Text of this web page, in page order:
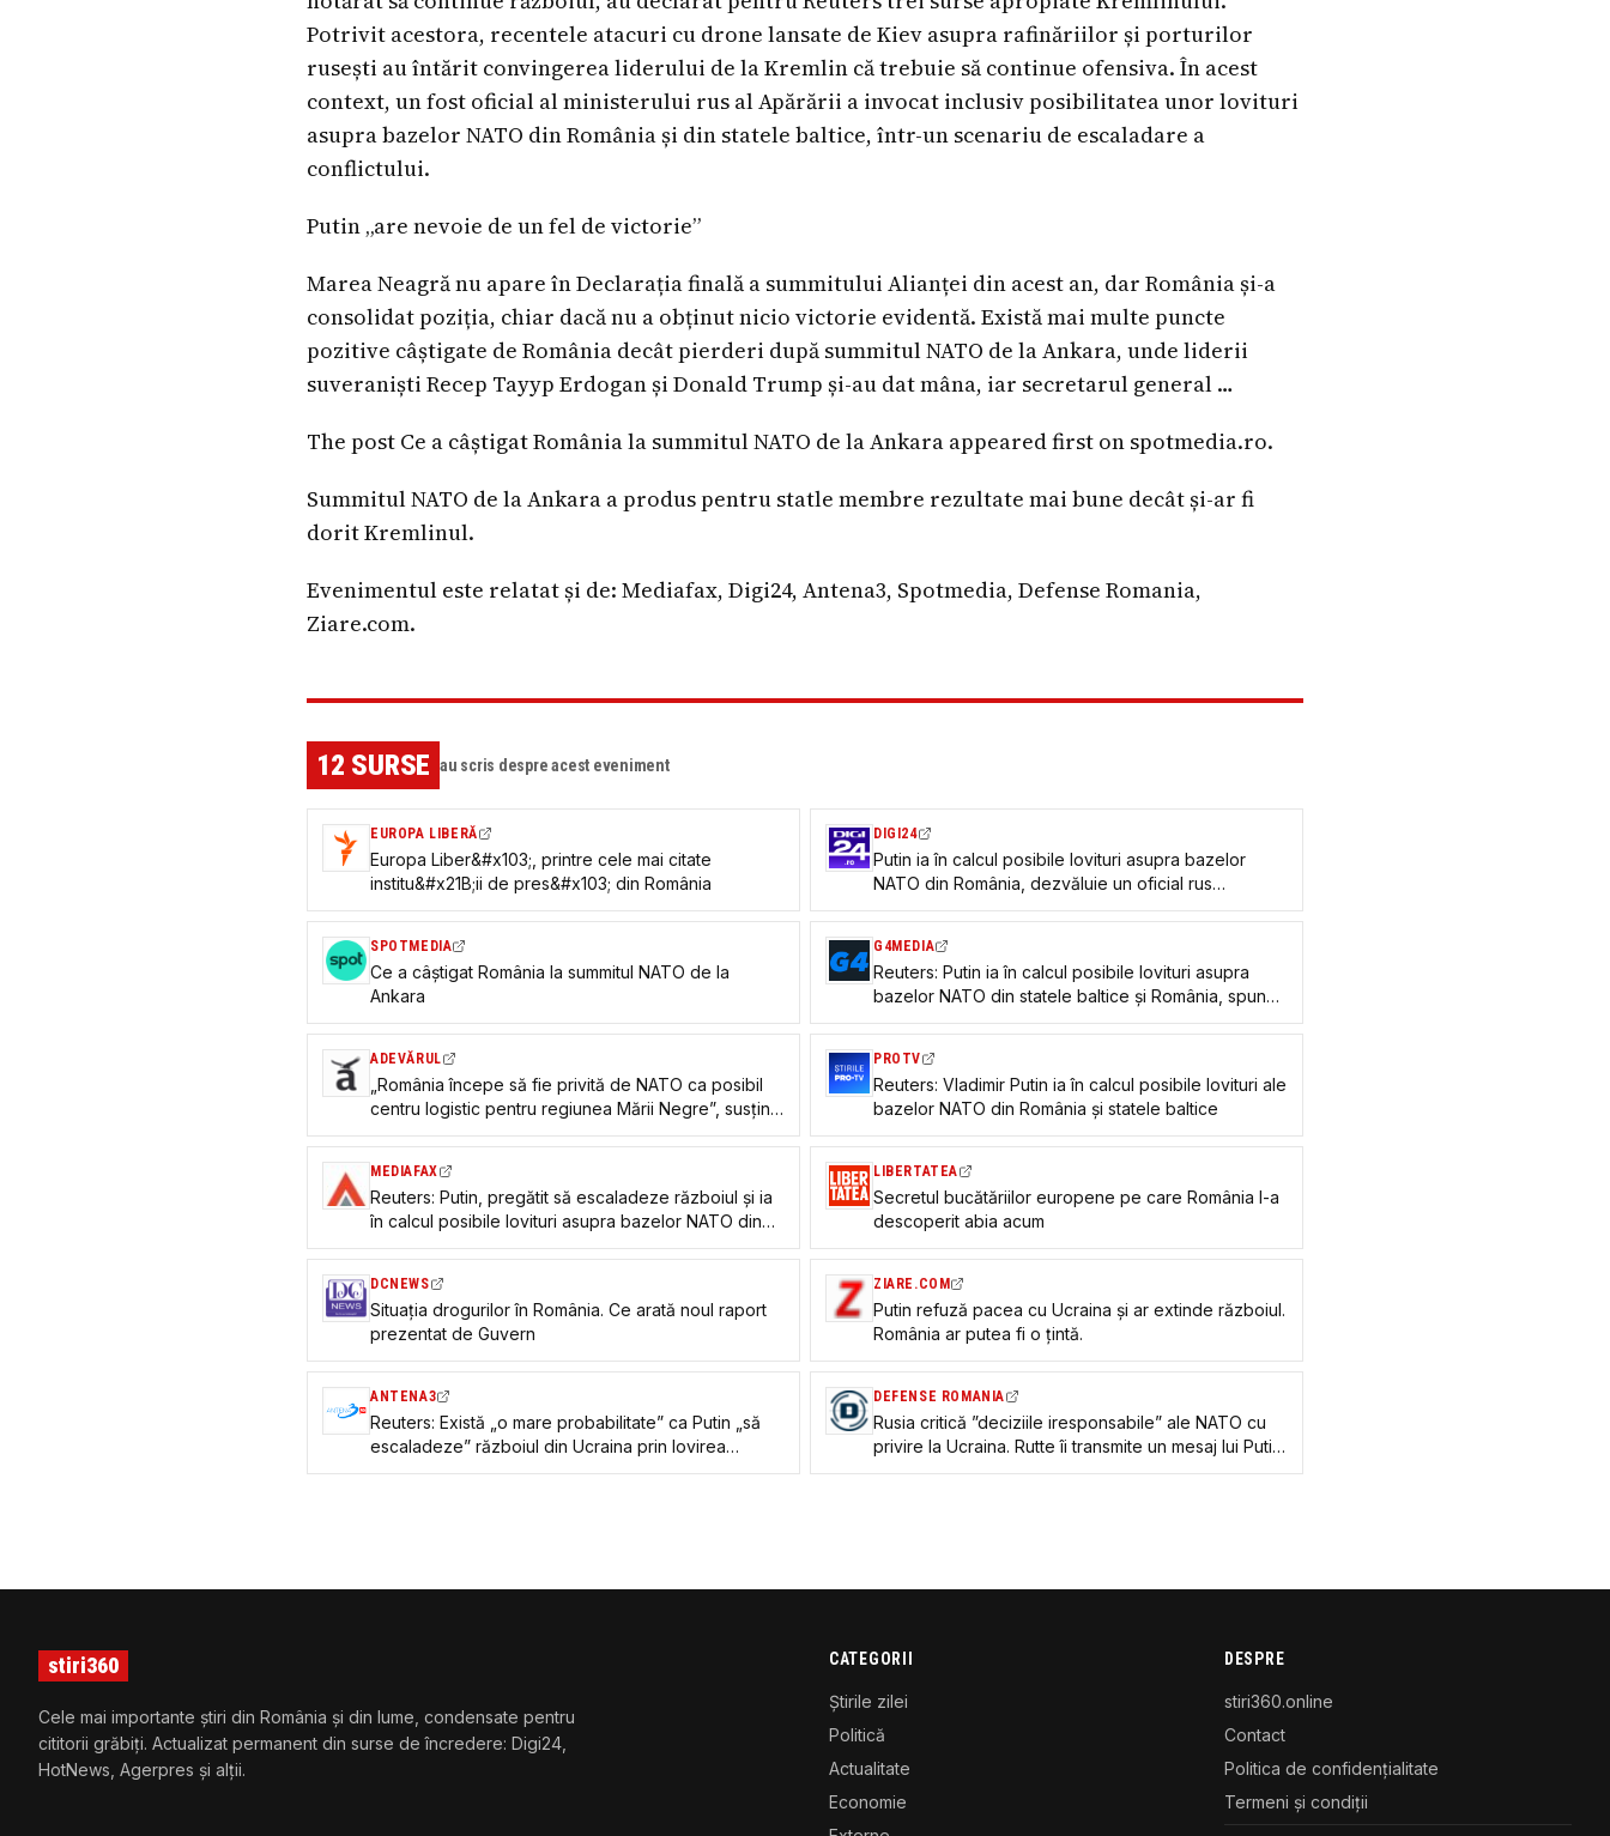
Potrivit acestora, recentele atacuri cu drone lansate de Kiev asupra rafinăriilor și porturilor
rusești au întărit convingerea liderului de la Kremlin că trebuie să continue ofensiva. În acest
context, un fost oficial al ministerului rus al Apărării a invocat inclusiv posibilitatea unor lovituri
asupra bazelor NATO din România și din statele baltice, într-un scenariu de escaladare a
conflictului.
Putin „are nevoie de un fel de victorie”
Marea Neagră nu apare în Declarația finală a summitului Alianței din acest an, dar România și-a
consolidat poziția, chiar dacă nu a obținut nicio victorie evidentă. Există mai multe puncte
pozitive câștigate de România decât pierderi după summitul NATO de la Ankara, unde liderii
suveraniști Recep Tayyp Erdogan și Donald Trump și-au dat mâna, iar secretarul general …
The post Ce a câștigat România la summitul NATO de la Ankara appeared first on spotmedia.ro.
Summitul NATO de la Ankara a produs pentru statle membre rezultate mai bune decât și-ar fi
dorit Kremlinul.
Evenimentul este relatat și de: Mediafax, Digi24, Antena3, Spotmedia, Defense Romania,
Ziare.com.
12 SURSE au scris despre acest eveniment
EUROPA LIBERĂ
Europa Liber&#x103;, printre cele mai citate
institu&#x21B;ii de pres&#x103; din România
DIGI24
Putin ia în calcul posibile lovituri asupra bazelor
NATO din România, dezvăluie un oficial rus
(Reuters)
SPOTMEDIA
Ce a câștigat România la summitul NATO de la
Ankara
G4MEDIA
Reuters: Putin ia în calcul posibile lovituri asupra
bazelor NATO din statele baltice și România, spune
un oficial rus
ADEVĂRUL
„România începe să fie privită de NATO ca posibil
centru logistic pentru regiunea Mării Negre”, susține
preşedintele Asociaţiei Energia Inteligentă
PROTV
Reuters: Vladimir Putin ia în calcul posibile lovituri ale
bazelor NATO din România și statele baltice
MEDIAFAX
Reuters: Putin, pregătit să escaladeze războiul și ia
în calcul posibile lovituri asupra bazelor NATO din
statele baltice și România, spune un oficial rus
LIBERTATEA
Secretul bucătăriilor europene pe care România l-a
descoperit abia acum
DCNEWS
Situația drogurilor în România. Ce arată noul raport
prezentat de Guvern
ZIARE.COM
Putin refuză pacea cu Ucraina și ar extinde războiul.
România ar putea fi o țintă.
ANTENA3
Reuters: Există „o mare probabilitate” ca Putin „să
escaladeze” războiul din Ucraina prin lovirea
bazelor NATO din România
DEFENSE ROMANIA
Rusia critică ”deciziile iresponsabile” ale NATO cu
privire la Ucraina. Rutte îi transmite un mesaj lui Putin
după summitul NATO
stiri360
Cele mai importante știri din România și din lume, condensate pentru
cititorii grăbiți. Actualizat permanent din surse de încredere: Digi24,
HotNews, Agerpres și alții.
CATEGORII
Știrile zilei
Politică
Actualitate
Economie
DESPRE
stiri360.online
Contact
Politica de confidențialitate
Termeni și condiții